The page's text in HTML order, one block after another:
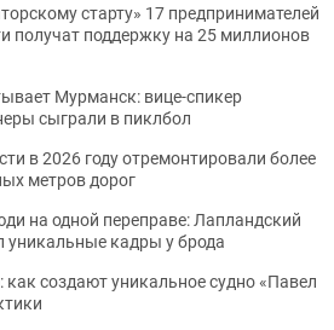
старту» 17 предпринимателей
получат поддержку на 25 миллионов
Мурманск: вице-спикер
сыграли в пиклбол
в 2026 году отремонтировали более
метров дорог
на одной переправе: Лапландский
уникальные кадры у брода
как создают уникальное судно «Павел